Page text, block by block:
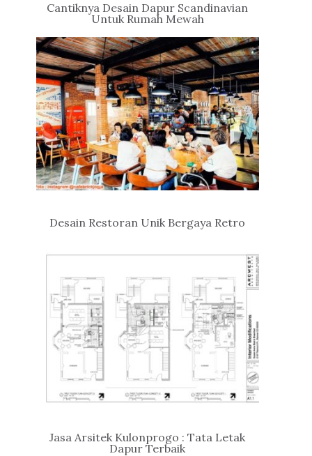
Cantiknya Desain Dapur Scandinavian
Untuk Rumah Mewah
Desain Restoran Unik Bergaya Retro
Jasa Arsitek Kulonprogo : Tata Letak
Dapur Terbaik